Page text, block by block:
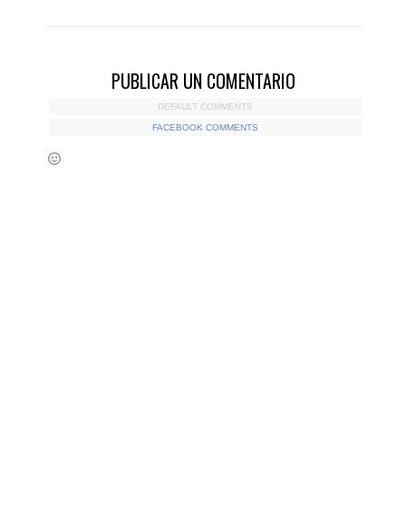
PUBLICAR UN COMENTARIO
DEFAULT COMMENTS
FACEBOOK COMMENTS